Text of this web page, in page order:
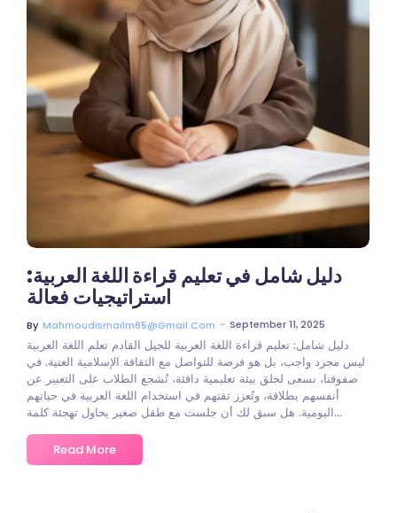
دليل شامل في تعليم قراءة اللغة العربية:
استراتيجيات فعالة
By Mahmoudismailm85@gmail.com ~ September 11, 2025
دليل شامل: تعليم قراءة اللغة العربية للجيل القادم تعلم اللغة العربية
ليس مجرد واجب، بل هو فرصة للتواصل مع الثقافة الإسلامية الغنية. في
صفوفنا، نسعى لخلق بيئة تعليمية دافئة، تُشجع الطلاب على التعبير عن
أنفسهم بطلاقة، وتُعزز ثقتهم في استخدام اللغة العربية في حياتهم
اليومية. هل سبق لك أن جلست مع طفل صغير يحاول تهجئة كلمة...
Read More